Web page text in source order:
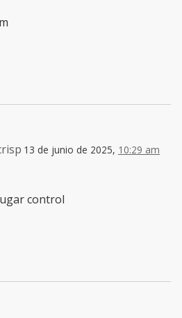
13 de junio de 2025, 10:29 am
control